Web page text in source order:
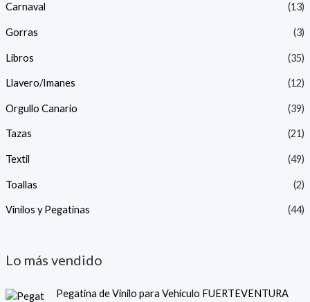
Carnaval (13)
Gorras (3)
Libros (35)
Llavero/Imanes (12)
Orgullo Canario (39)
Tazas (21)
Textil (49)
Toallas (2)
Vinilos y Pegatinas (44)
Lo más vendido
Pegatina de Vinilo para Vehículo FUERTEVENTURA